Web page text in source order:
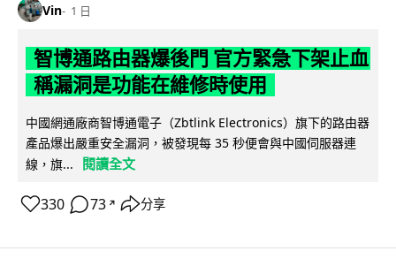
Vin 1 日
智博通路由器爆後門 官方緊急下架止血
稱漏洞是功能在維修時使用
中國網通廠商智博通電子（Zbtlink Electronics）旗下的路由器
產品爆出嚴重安全漏洞，被發現每 35 秒便會與中國伺服器連
線，旗...
閱讀全文
330 73 ↗ 分享